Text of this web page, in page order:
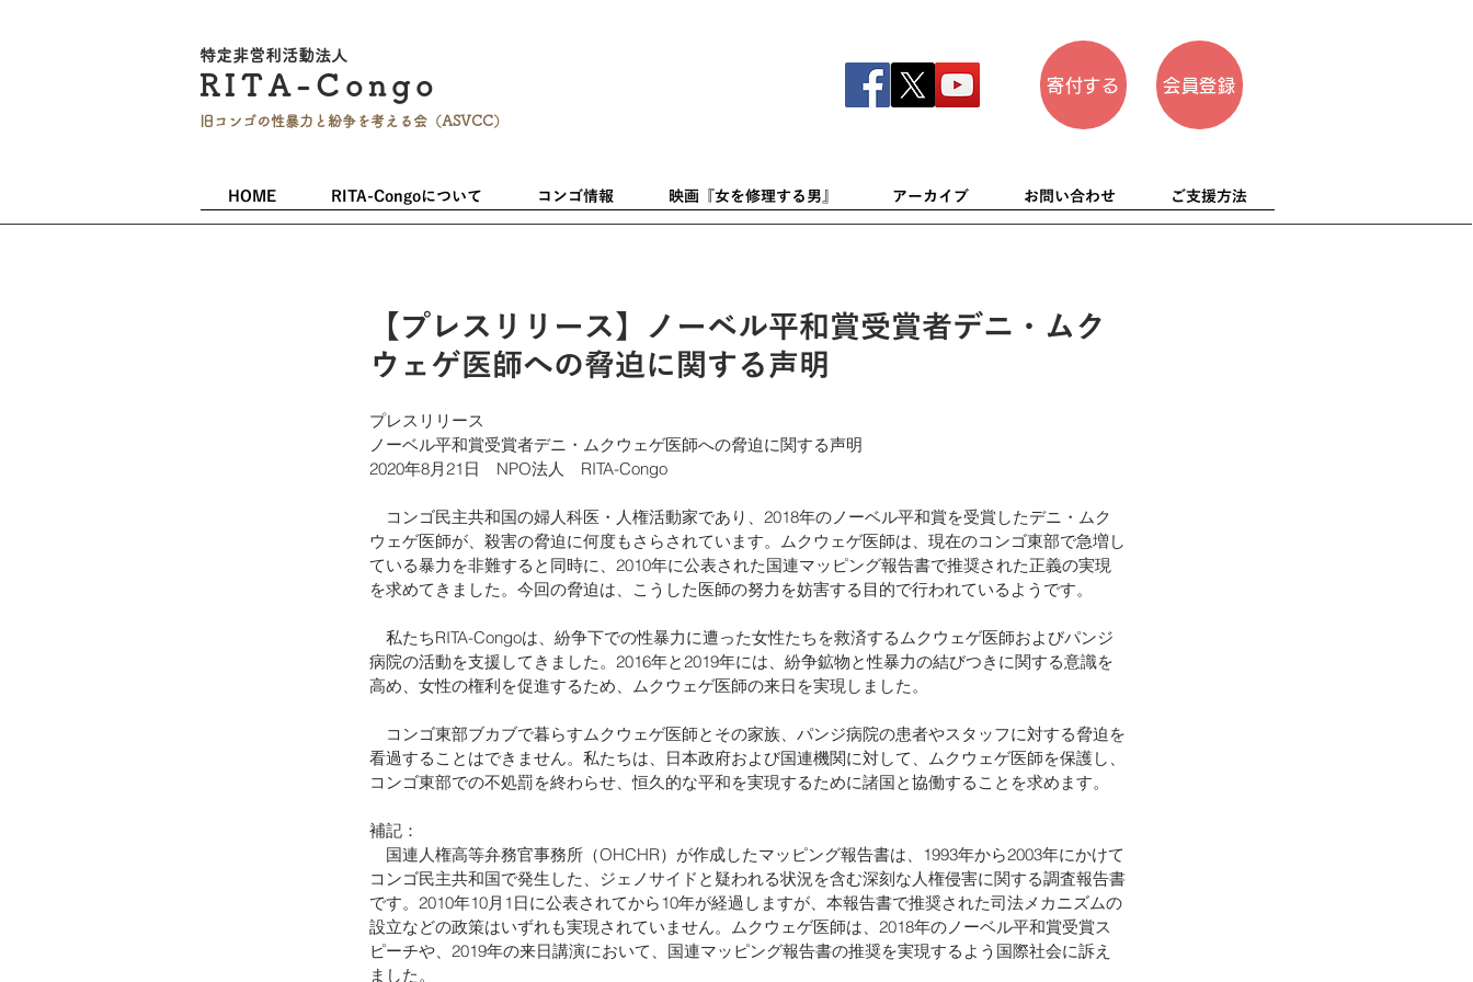
特定非営利活動法人
RITA- Congo
旧コンゴの性暴力と 紛争を考える会（ASVCC）
寄付する 会員登録
HOME RITA-Congoについて コンゴ情報 映画『女を修理する男』 アーカイブ お問い合わせ ご支援方法
【プレスリリース】ノーベル平和賞受賞者デニ・ムク
ウェゲ医師への脅迫に関する声明
プレスリリース
ノーベル平和賞受賞者デニ・ムクウェゲ医師への脅迫に関する声明
2020年8月21日　NPO法人　RITA-Congo
コンゴ民主共和国の婦人科医・人権活動家であり、2018年のノーベル平和賞を受賞したデニ・ムク
ウェゲ医師が、殺害の脅迫に何度もさらされています。ムクウェゲ医師は、現在のコンゴ東部で急増し
ている暴力を非難すると同時に、2010年に公表された国連マッピング報告書で推奨された正義の実現
を求めてきました。今回の脅迫は、こうした医師の努力を妨害する目的で行われているようです。
私たちRITA-Congoは、紛争下での性暴力に遭った女性たちを救済するムクウェゲ医師およびパンジ
病院の活動を支援してきました。2016年と2019年には、紛争鉱物と性暴力の結びつきに関する意識を
高め、女性の権利を促進するため、ムクウェゲ医師の来日を実現しました。
コンゴ東部ブカブで暮らすムクウェゲ医師とその家族、パンジ病院の患者やスタッフに対する脅迫を
看過することはできません。私たちは、日本政府および国連機関に対して、ムクウェゲ医師を保護し、
コンゴ東部での不処罰を終わらせ、恒久的な平和を実現するために諸国と協働することを求めます。
補記：
国連人権高等弁務官事務所（OHCHR）が作成したマッピング報告書は、1993年から2003年にかけて
コンゴ民主共和国で発生した、ジェノサイドと疑われる状況を含む深刻な人権侵害に関する調査報告書
です。2010年10月1日に公表されてから10年が経過しますが、本報告書で推奨された司法メカニズムの
設立などの政策はいずれも実現されていません。ムクウェゲ医師は、2018年のノーベル平和賞受賞ス
ピーチや、2019年の来日講演において、国連マッピング報告書の推奨を実現するよう国際社会に訴え
ました。